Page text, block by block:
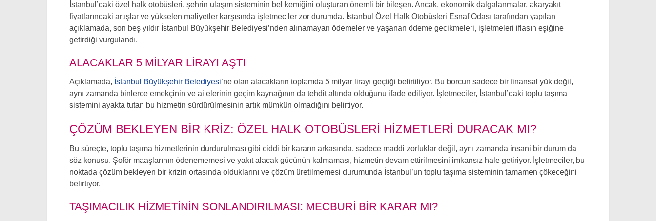
İstanbul’daki özel halk otobüsleri, şehrin ulaşım sisteminin bel kemiğini oluşturan önemli bir bileşen. Ancak, ekonomik dalgalanmalar, akaryakıt
fiyatlarındaki artışlar ve yükselen maliyetler karşısında işletmeciler zor durumda. İstanbul Özel Halk Otobüsleri Esnaf Odası tarafından yapılan
açıklamada, son beş yıldır İstanbul Büyükşehir Belediyesi’nden alınamayan ödemeler ve yaşanan ödeme gecikmeleri, işletmeleri iflasın eşiğine
getirdiği vurgulandı.
ALACAKLAR 5 MILYAR LIRAYI AŞTI
Açıklamada, İstanbul Büyükşehir Belediyesi’ne olan alacakların toplamda 5 milyar lirayı geçtiği belirtiliyor. Bu borcun sadece bir finansal yük değil,
aynı zamanda binlerce emekçinin ve ailelerinin geçim kaynağının da tehdit altında olduğunu ifade ediliyor. İşletmeciler, İstanbul’daki toplu taşıma
sistemini ayakta tutan bu hizmetin sürdürülmesinin artık mümkün olmadığını belirtiyor.
ÇÖZÜM BEKLEYEN BIR KRIZ: ÖZEL HALK OTOBÜSLERI HIZMETLERI DURACAK MI?
Bu süreçte, toplu taşıma hizmetlerinin durdurulması gibi ciddi bir kararın arkasında, sadece maddi zorluklar değil, aynı zamanda insani bir durum da
söz konusu. Şoför maaşlarının ödenememesi ve yakıt alacak gücünün kalmaması, hizmetin devam ettirilmesini imkansız hale getiriyor. İşletmeciler, bu
noktada çözüm bekleyen bir krizin ortasında olduklarını ve çözüm üretilmemesi durumunda İstanbul’un toplu taşıma sisteminin tamamen çökeceğini
belirtiyor.
TAŞIMACILIK HIZMETININ SONLANDIRILMASI: MECBURI BIR KARAR MI?